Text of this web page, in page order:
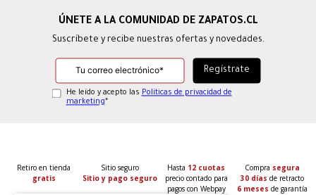
Suscríbete y recibe nuestras ofertas y novedades.
He leído y acepto las Políticas de privacidad de
marketing*
Retiro en tienda
gratis
Sitio seguro
Sitio y pago seguro
Hasta 12 cuotas
precio contado para
pagos con Webpay
Compra segura
30 días de retracto
6 meses de garantía